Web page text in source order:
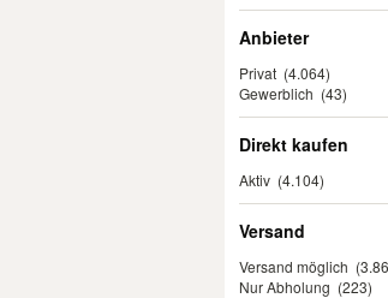
Anbieter
Privat (4.064)
Gewerblich (43)
Direkt kaufen
Aktiv (4.104)
Versand
Versand möglich
Nur Abholung (223)